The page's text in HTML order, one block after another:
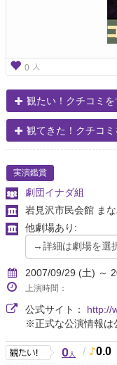
0 人
観たい！クチコミを
観てきた！クチコミ
実演鑑賞
劇団イナダ組
岩見沢市民会館 ま
他劇場あり:
2007/09/29 (土) ～
上演時間：
公式サイト： http://
※正式な公演情報は
0人 / 0.0